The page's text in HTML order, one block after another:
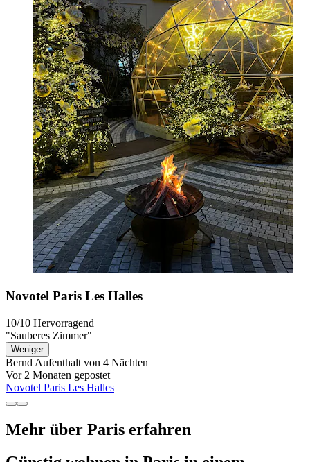
Novotel Paris Les Halles
10/10 Hervorragend
"Sauberes Zimmer"
Weniger
Bernd Aufenthalt von 4 Nächten
Vor 2 Monaten gepostet
Novotel Paris Les Halles
Mehr über Paris erfahren